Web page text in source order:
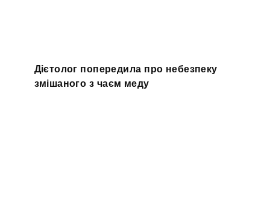
Дієтолог попередила про небезпеку
змішаного з чаєм меду